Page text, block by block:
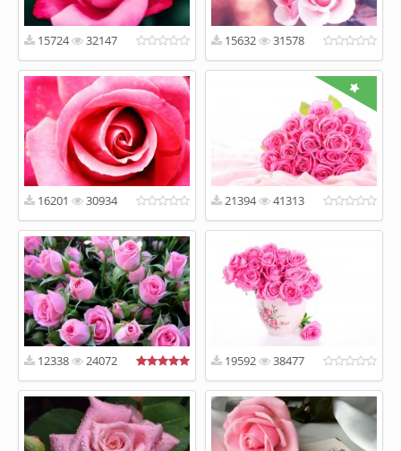
15724 32147 15632 31578
16201 30934 21394 41313
12338 24072 19592 38477